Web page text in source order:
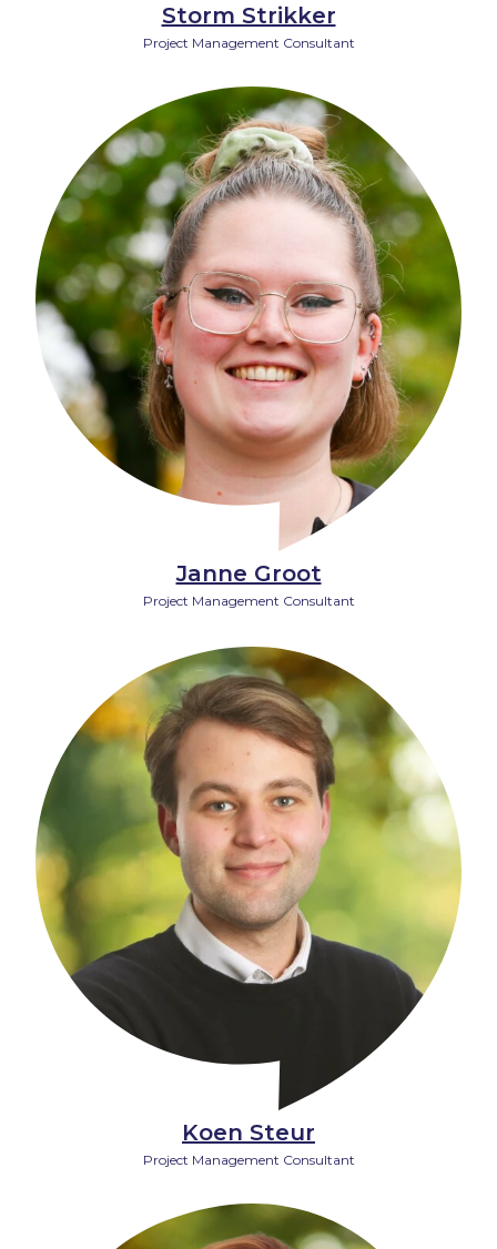
Storm Strikker
Project Management Consultant
Janne Groot
Project Management Consultant
Koen Steur
Project Management Consultant